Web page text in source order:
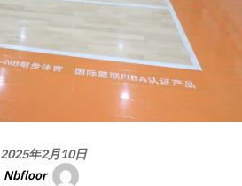
2025年2月10日
Nbfloor